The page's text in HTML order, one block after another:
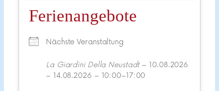
Ferienangebote
Nächste Veranstaltung
La Giardini Della Neustadt– 10.08.2026
– 14.08.2026 – 10:00–17:00